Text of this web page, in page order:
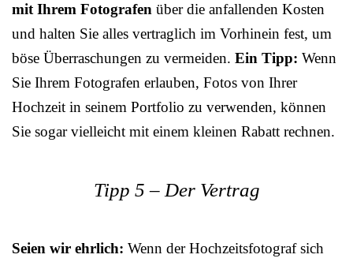
mit Ihrem Fotografen über die anfallenden Kosten
und halten Sie alles vertraglich im Vorhinein fest, um
böse Überraschungen zu vermeiden. Ein Tipp: Wenn
Sie Ihrem Fotografen erlauben, Fotos von Ihrer
Hochzeit in seinem Portfolio zu verwenden, können
Sie sogar vielleicht mit einem kleinen Rabatt rechnen.
Tipp 5 – Der Vertrag
Seien wir ehrlich: Wenn der Hochzeitsfotograf sich